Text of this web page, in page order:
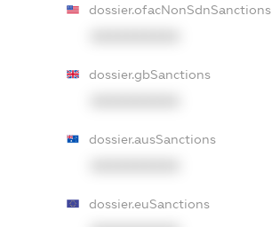
dossier.ofacNonSdnSanctions
dossier.gbSanctions
dossier.ausSanctions
dossier.euSanctions